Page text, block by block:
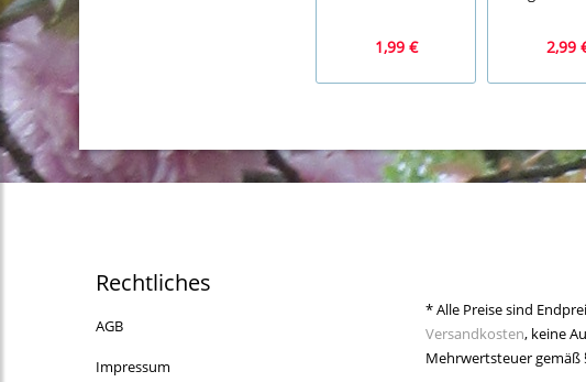
1,99 € 2,99
Rechtliches
AGB
Impressum
* Alle Preise sind
Versandkosten, keine
Mehrwertsteuer gemäß